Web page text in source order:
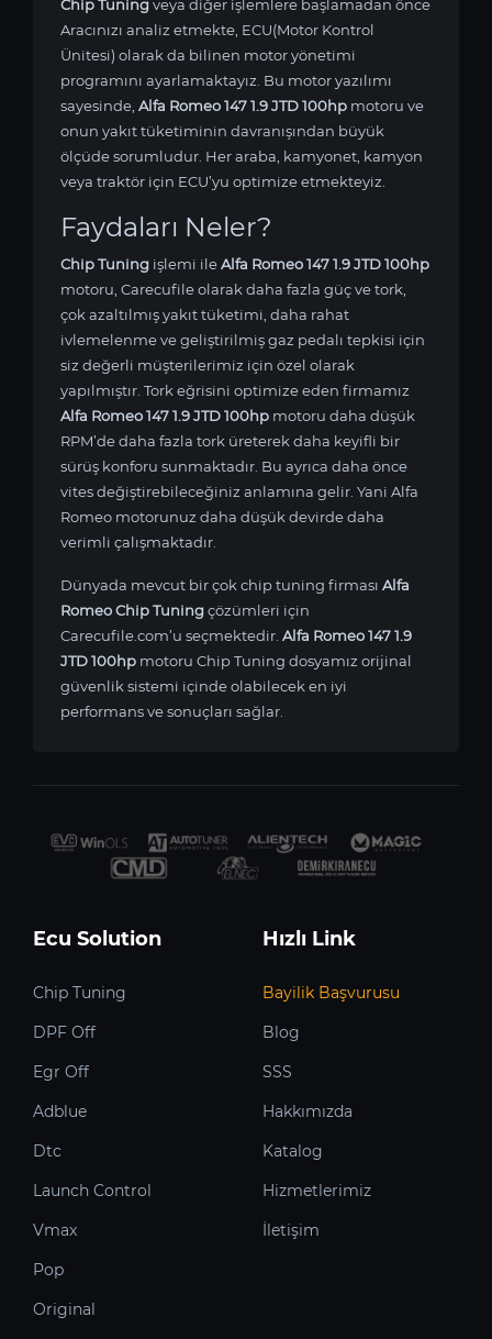
Chip Tuningveya diğer işlemlere başlamadan önce
Aracınızı analiz etmekte, ECU(Motor Kontrol
Ünitesi) olarak da bilinen motor yönetimi
programını ayarlamaktayız. Bu motor yazılımı
sayesinde, Alfa Romeo 147 1.9 JTD 100hp motoru ve
onun yakıt tüketiminin davranışından büyük
ölçüde sorumludur. Her araba, kamyonet, kamyon
veya traktör için ECU’yu optimize etmekteyiz.
Faydaları Neler?
Chip Tuning işlemi ileAlfa Romeo 147 1.9 JTD 100hp
motoru, Carecufile olarak daha fazla güç ve tork,
çok azaltılmış yakıt tüketimi, daha rahat
ivlemelenme ve geliştirilmiş gaz pedalı tepkisi için
siz değerli müşterilerimiz için özel olarak
yapılmıştır. Tork eğrisini optimize eden firmamız
Alfa Romeo 147 1.9 JTD 100hp motoru daha düşük
RPM’de daha fazla tork üreterek daha keyifli bir
sürüş konforu sunmaktadır. Bu ayrıca daha önce
vites değiştirebileceğiniz anlamına gelir. Yani Alfa
Romeo motorunuz daha düşük devirde daha
verimli çalışmaktadır.
Dünyada mevcut bir çok chip tuning firması Alfa
Romeo Chip Tuningçözümleri için
Carecufile.com’u seçmektedir. Alfa Romeo 147 1.9
JTD 100hp motoru Chip Tuning dosyamız orijinal
güvenlik sistemi içinde olabilecek en iyi
performans ve sonuçları sağlar.
Ecu Solution
Chip Tuning
DPF Off
Egr Off
Adblue
Dtc
Launch Control
Vmax
Pop
Original
Hızlı Link
Bayilik Başvurusu
Blog
SSS
Hakkımızda
Katalog
Hizmetlerimiz
İletişim